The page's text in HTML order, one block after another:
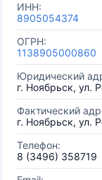
ИНН:
8905054374
ОГРН:
1138905000860
Юридический
г. Ноябрьск, ул.
Фактический
г. Ноябрьск, ул.
Телефон:
8 (3496) 358719